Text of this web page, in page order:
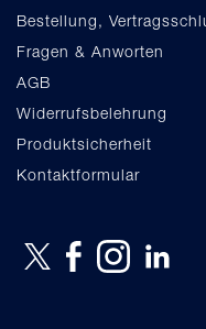
Bestellung,
Fragen & Anworten
AGB
Widerrufsbelehrung
Produktsicherheit
Kontaktformular